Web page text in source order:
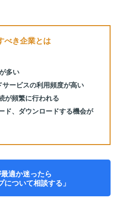
べき企業とは
多い
ービスの利用頻度が高い
が頻繁に行われる
ド、ダウンロードする機会が
適か迷ったら
について相談する」